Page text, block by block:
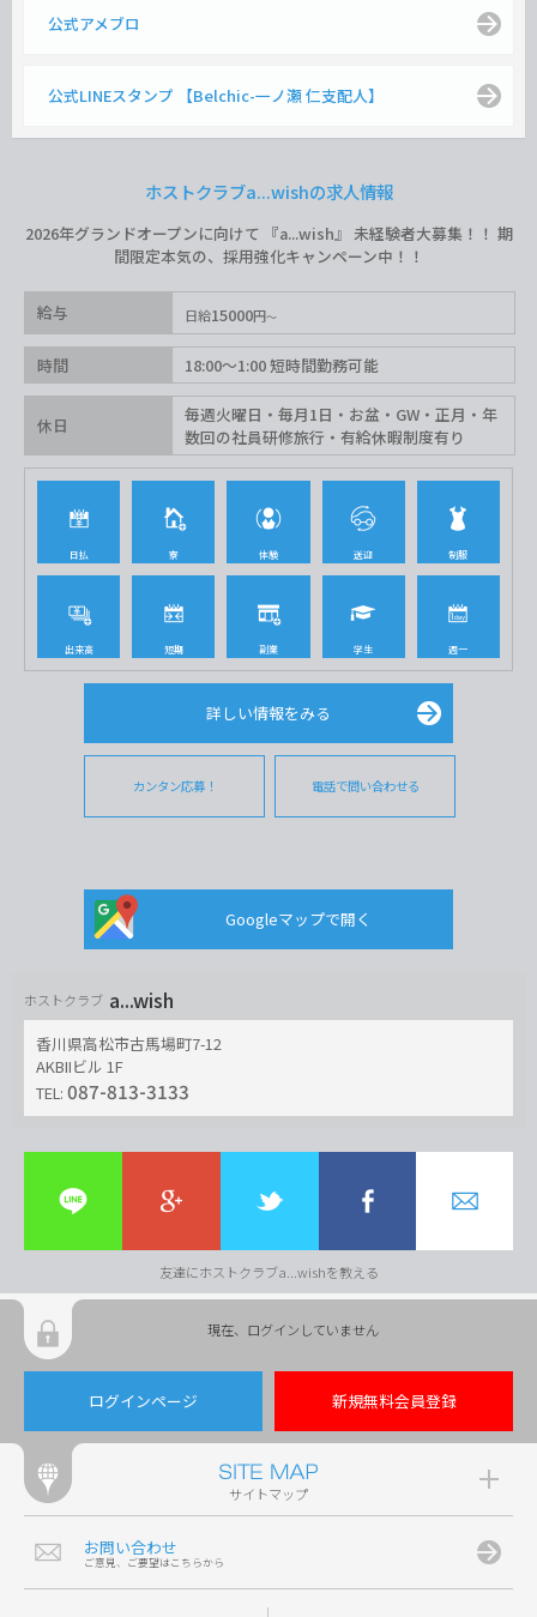
公式アメブロ
公式LINEスタンプ 【Belchic-一ノ瀬 仁支配人】
ホストクラブa...wishの求人情報
2026年グランドオープンに向けて 『a...wish』 未経験者大募集！！ 期
間限定本気の、採用強化キャンペーン中！！
給与 日給15000円
時間 18:00〜1:00 短時間勤務可能
休日
毎週火曜日・毎月1日・お盆・GW・正月・年
数回の社員研修旅行・有給休暇制度有り
日払 寮 体験 送迎 制服
出来高 短期 副業 学生 週一
詳しい情報をみる
カンタン応募！ 電話で問い合わせる
Googleマップで開く
ホストクラブ a...wish
香川県高松市古馬場町7-12
AKBIIビル 1F
TEL: 087-813-3133
友達にホストクラブa...wishを教える
現在、ログインしていません
ログインページ 新規無料会員登録
サイトマップ
お問い合わせ
ご意見、ご要望はこちらから